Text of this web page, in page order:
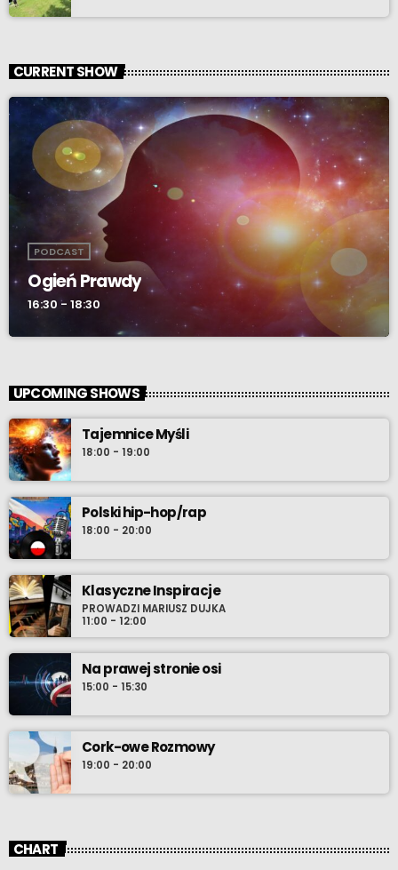
CURRENT SHOW
PODCAST
Ogień Prawdy
16:30 - 18:30
UPCOMING SHOWS
Tajemnice Myśli
18:00 - 19:00
Polski hip-hop/rap
18:00 - 20:00
Klasyczne Inspiracje
PROWADZI MARIUSZ DUJKA
11:00 - 12:00
Na prawej stronie osi
15:00 - 15:30
Cork-owe Rozmowy
19:00 - 20:00
CHART